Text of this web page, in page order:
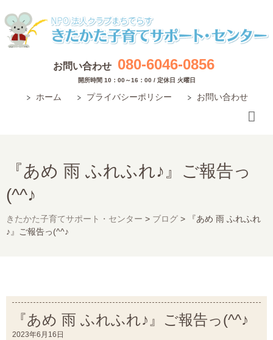
お問い合わせ 080-6046-0856
開所時間 10：00～16：00 / 定休日 火曜日
ホーム プライバシーポリシー お問い合わせ
『あめ 雨 ふれふれ♪』ご報告っ
(^^♪
きたかた子育てサポート・センター > ブログ >
『あめ 雨 ふれふれ
♪』ご報告っ(^^♪
『あめ 雨 ふれふれ♪』ご報告っ(^^♪
2023年6月16日